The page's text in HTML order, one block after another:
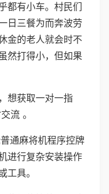
都有小车。村民们
日三餐为而奔波劳
金的老人就会时不
然打得小，但如果
想获取一对一指
流 。
通麻将机程序控牌
进行复杂安装操作
工具。